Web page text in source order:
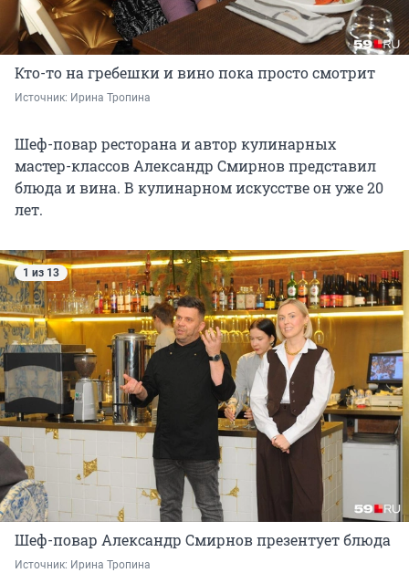
Кто-то на гребешки и вино пока просто смотрит
Источник: Ирина Тропина
Шеф-повар ресторана и автор кулинарных
мастер-классов Александр Смирнов представил
блюда и вина. В кулинарном искусстве он уже 20
лет.
1 из 13
Шеф-повар Александр Смирнов презентует блюда
Источник: Ирина Тропина